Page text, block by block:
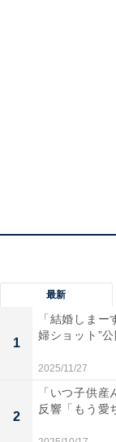
最新
1
「結婚しま
婦ショット”
2025/11/27
2
「いつ子供
反響「もう愛